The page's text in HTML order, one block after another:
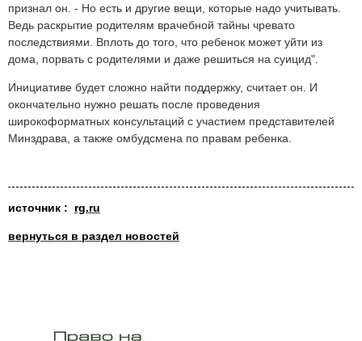
признал он. - Но есть и другие вещи, которые надо учитывать.
Ведь раскрытие родителям врачебной тайны чревато
последствиями. Вплоть до того, что ребенок может уйти из
дома, порвать с родителями и даже решиться на суицид".
Инициативе будет сложно найти поддержку, считает он. И
окончательно нужно решать после проведения
широкоформатных консультаций с участием представителей
Минздрава, а также омбудсмена по правам ребенка.
источник : rg.ru
вернуться в раздел новостей